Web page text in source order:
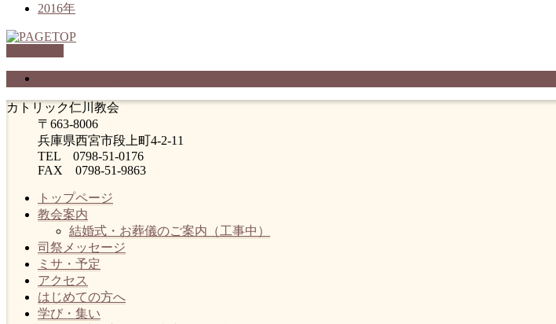
2016年
カトリック仁川教会
〒663-8006
兵庫県西宮市段上町4-2-11
TEL 0798-51-0176
FAX 0798-51-9863
トップページ
教会案内
結婚式・お葬儀のご案内（工事中）
司祭メッセージ
ミサ・予定
アクセス
はじめての方へ
学び・集い